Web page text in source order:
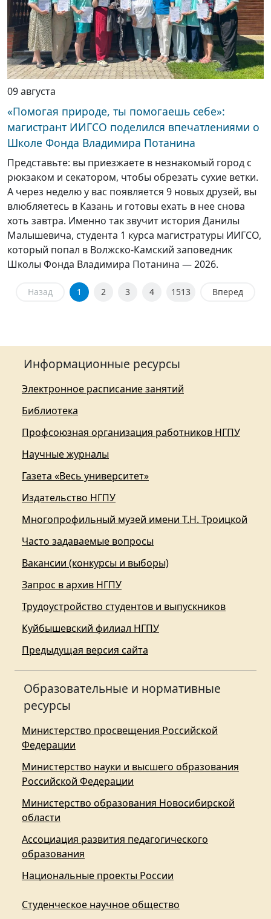
09 августа
«Помогая природе, ты помогаешь себе»:
магистрант ИИГСО поделился впечатлениями о
Школе Фонда Владимира Потанина
Представьте: вы приезжаете в незнакомый город с
рюкзаком и секатором, чтобы обрезать сухие ветки.
А через неделю у вас появляется 9 новых друзей, вы
влюбляетесь в Казань и готовы ехать в нее снова
хоть завтра. Именно так звучит история Данилы
Малышевича, студента 1 курса магистратуры ИИГСО,
который попал в Волжско-Камский заповедник
Школы Фонда Владимира Потанина — 2026.
Назад 1 2 3 4 1513 Вперед
Информационные ресурсы
Электронное расписание занятий
Библиотека
Профсоюзная организация работников НГПУ
Научные журналы
Газета «Весь университет»
Издательство НГПУ
Многопрофильный музей имени Т.Н. Троицкой
Часто задаваемые вопросы
Вакансии (конкурсы и выборы)
Запрос в архив НГПУ
Трудоустройство студентов и выпускников
Куйбышевский филиал НГПУ
Предыдущая версия сайта
Образовательные и нормативные
ресурсы
Министерство просвещения Российской
Федерации
Министерство науки и высшего образования
Российской Федерации
Министерство образования Новосибирской
области
Ассоциация развития педагогического
образования
Национальные проекты России
Студенческое научное общество